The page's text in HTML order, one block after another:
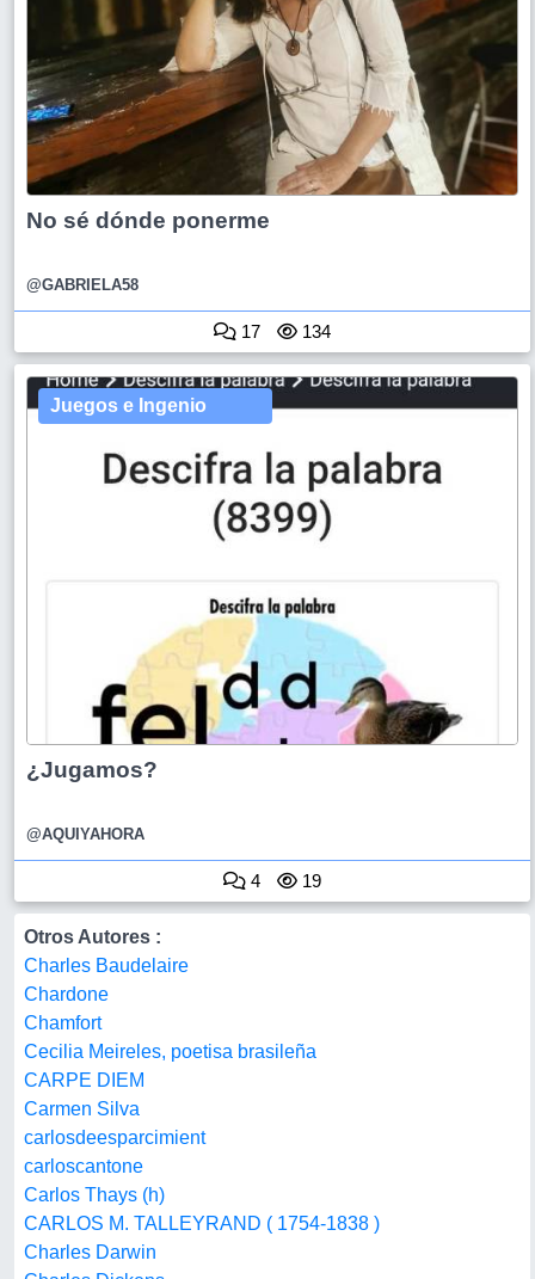
No sé dónde ponerme
@GABRIELA58
17 134
Juegos e Ingenio
¿Jugamos?
@AQUIYAHORA
4 19
Otros Autores :
Charles Baudelaire
Chardone
Chamfort
Cecilia Meireles, poetisa brasileña
CARPE DIEM
Carmen Silva
carlosdeesparcimient
carloscantone
Carlos Thays (h)
CARLOS M. TALLEYRAND ( 1754-1838 )
Charles Darwin